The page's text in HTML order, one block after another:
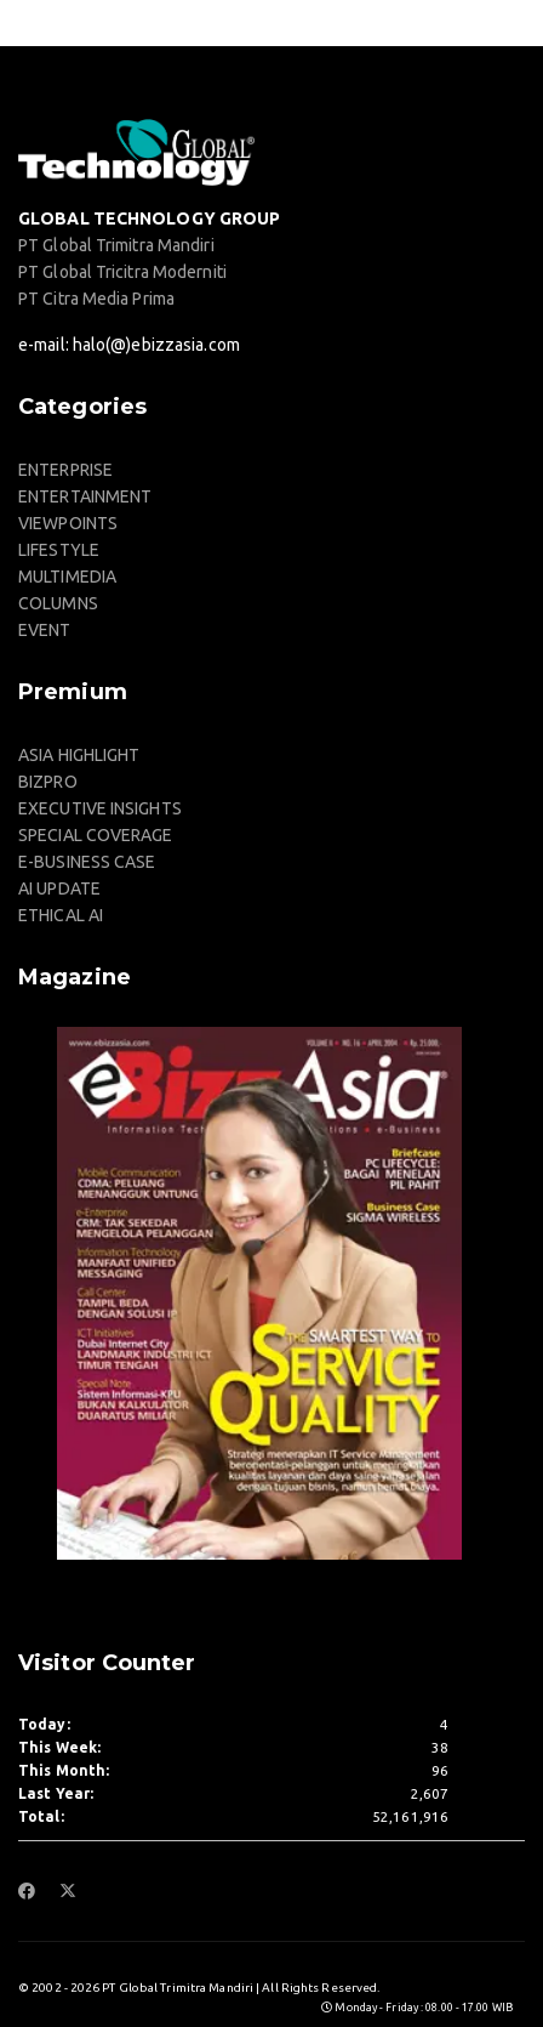
GLOBAL TECHNOLOGY GROUP
PT Global Trimitra Mandiri
PT Global Tricitra Moderniti
PT Citra Media Prima
e-mail: halo(@)ebizzasia.com
Categories
ENTERPRISE
ENTERTAINMENT
VIEWPOINTS
LIFESTYLE
MULTIMEDIA
COLUMNS
EVENT
Premium
ASIA HIGHLIGHT
BIZPRO
EXECUTIVE INSIGHTS
SPECIAL COVERAGE
E-BUSINESS CASE
AI UPDATE
ETHICAL AI
Magazine
Visitor Counter
Today:
4
This Week:
38
This Month:
96
Last Year:
2,607
Total:
52,161,916
© 2002 - 2026 PT Global Trimitra Mandiri | All Rights Reserved.
Monday - Friday : 08.00 - 17.00 WIB